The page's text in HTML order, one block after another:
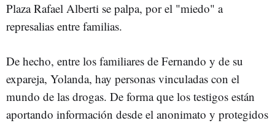
Plaza Rafael Alberti se palpa, por el "miedo" a
represalias entre familias.
De hecho, entre los familiares de Fernando y de su
expareja, Yolanda, hay personas vinculadas con el
mundo de las drogas. De forma que los testigos están
aportando información desde el anonimato y protegidos